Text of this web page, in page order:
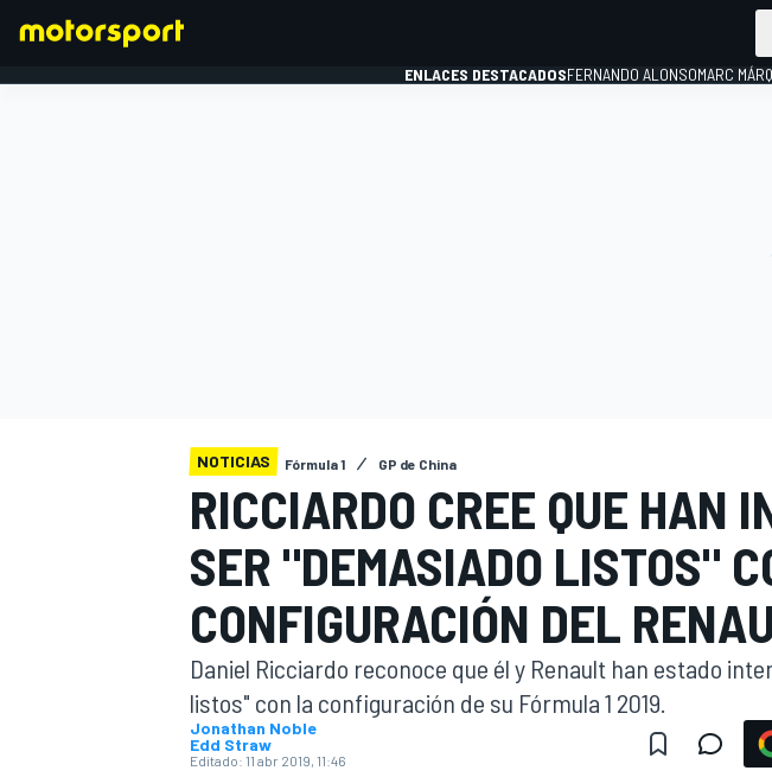
WRC
ENLACES DESTACADOSFERNANDO ALONSOMARC
NOTICIAS Fórmula 1 GP de China
RICCIARDO CREE QUE HAN
SER "DEMASIADO LISTOS"
CONFIGURACIÓN DEL
Daniel Ricciardo reconoce que él y Renault han estado
listos" con la configuración de su Fórmula 1 2019.
Jonathan Noble
Edd Straw
Editado: 11 abr 2019, 11:46